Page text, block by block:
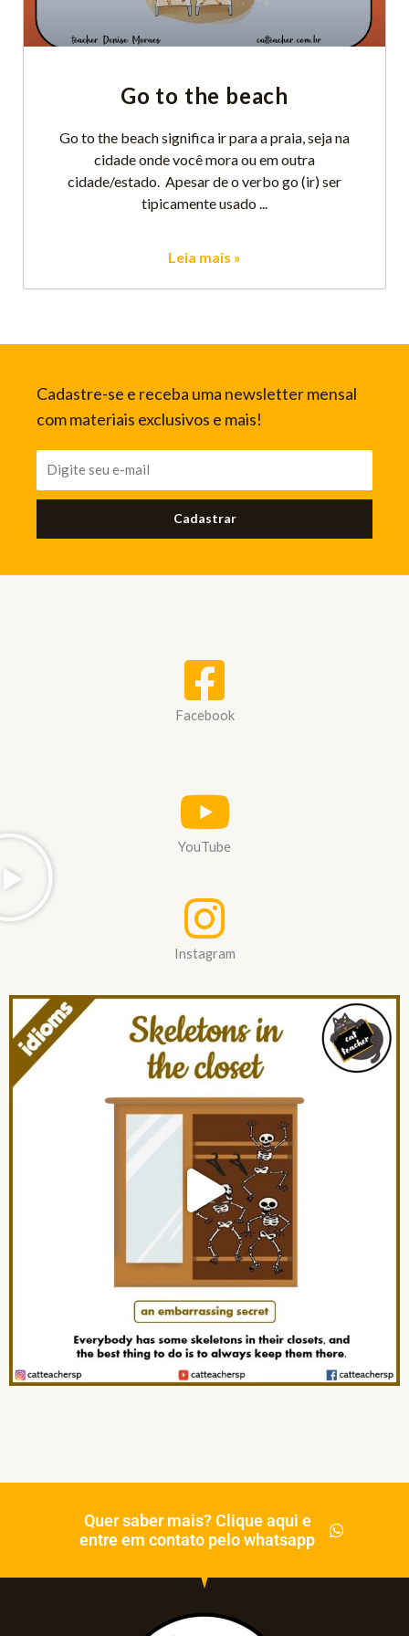
Go to the beach
Go to the beach significa ir para a praia, seja na
cidade onde você mora ou em outra
cidade/estado. Apesar de o verbo go (ir) ser
tipicamente usado
Leia mais »
Cadastre-se e receba uma newsletter mensal
com materiais exclusivos e mais!
Cadastrar
Facebook
YouTube
Instagram
Quer saber mais? Clique aqui e
entre em contato pelo whatsapp